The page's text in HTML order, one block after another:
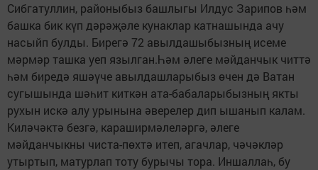
Сибгатуллин, районыбыз башлыгы Илдус Зарипов һәм
башка бик күп дәрәҗәле кунаклар катнашында ачу
насыйп булды. Бирегә 72 авылдашыбызның исеме
мәрмәр ташка уеп язылган.Һәм әлеге мәйданчык читтә
һәм биредә яшәүче авылдашларыбыз өчен дә Ватан
сугышында шәһит киткән ата-бабаларыбызның якты
рухын искә алу урынына әверелер дип ышанып калам.
Киләчәктә безгә, караширмәлеләргә, әлеге
мәйданчыкны чиста-пөхтә итеп, агачлар, чәчәкләр
утыртып, матурлап тоту бурычы тора. Иншаллаһ, бу